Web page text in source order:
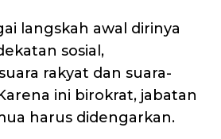
langskah awal dirinya
sosial,
rakyat dan suara-
ini birokrat, jabatan
harus didengarkan.